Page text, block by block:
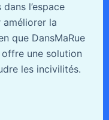
l’espace
la
que DansMaRue
une solution
les incivilités.